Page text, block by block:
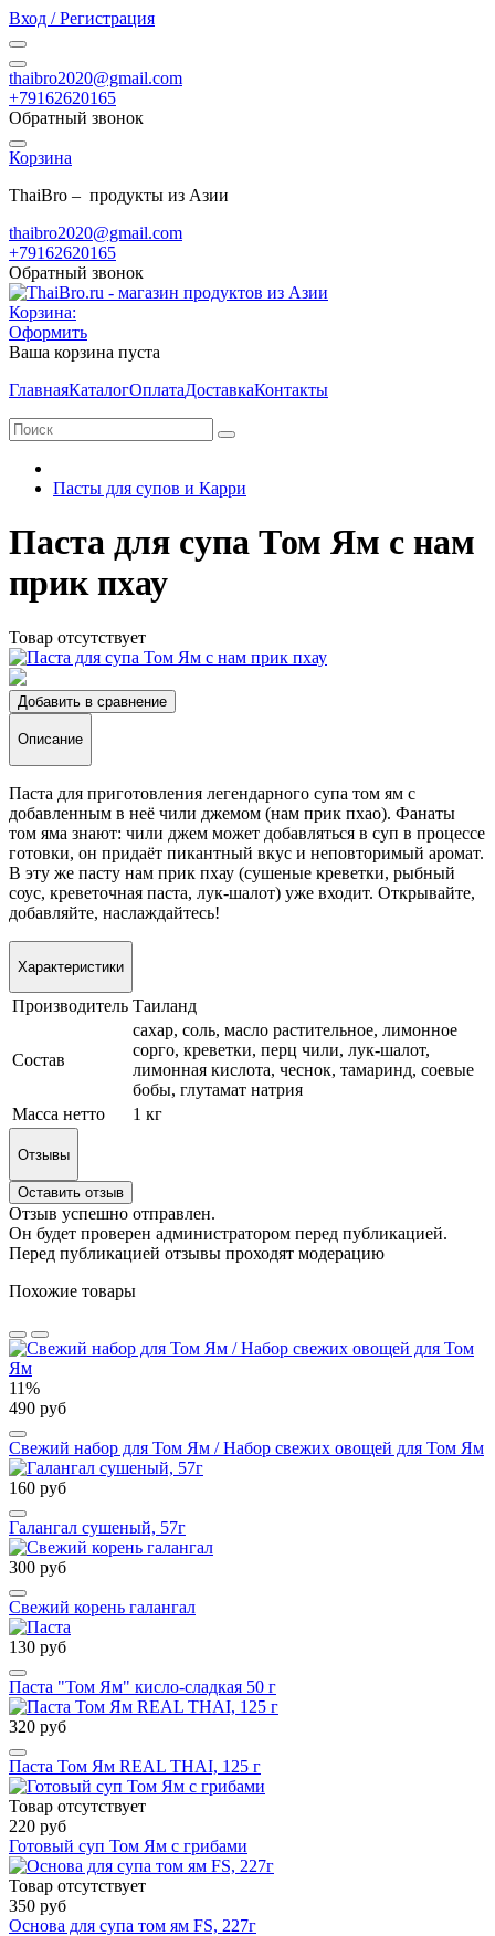
Вход / Регистрация
thaibro2020@gmail.com
+79162620165
Обратный звонок
Корзина
ThaiBro – продукты из Азии
thaibro2020@gmail.com
+79162620165
Обратный звонок
Корзина:
Оформить
Ваша корзина пуста
ГлавнаяКаталогОплатаДоставкаКонтакты
Пасты для супов и Карри
Паста для супа Том Ям с нам
прик пхау
Товар отсутствует
Добавить в сравнение
Описание
Паста для приготовления легендарного супа том ям с
добавленным в неё чили джемом (нам прик пхао). Фанаты
том яма знают: чили джем может добавляться в суп в процессе
готовки, он придаёт пикантный вкус и неповторимый аромат.
В эту же пасту нам прик пхау (сушеные креветки, рыбный
соус, креветочная паста, лук-шалот) уже входит. Открывайте,
добавляйте, наслаждайтесь!
Характеристики
Производитель Таиланд
Состав
сахар, соль, масло растительное, лимонное
сорго, креветки, перц чили, лук-шалот,
лимонная кислота, чеснок, тамаринд, соевые
бобы, глутамат натрия
Масса нетто
1 кг
Отзывы
Оставить отзыв
Отзыв успешно отправлен.
Он будет проверен администратором перед публикацией.
Перед публикацией отзывы проходят модерацию
Похожие товары
11%
490 руб
Свежий набор для Том Ям / Набор свежих овощей для Том Ям
160 руб
Галангал сушеный, 57г
300 руб
Свежий корень галангал
130 руб
Паста "Том Ям" кисло-сладкая 50 г
320 руб
Паста Том Ям REAL THAI, 125 г
Товар отсутствует
220 руб
Готовый суп Том Ям с грибами
Товар отсутствует
350 руб
Основа для супа том ям FS, 227г